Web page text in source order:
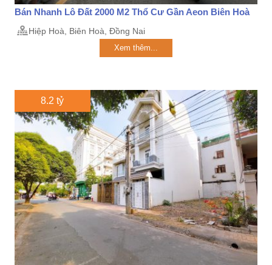
Bán Nhanh Lô Đất 2000 M2 Thổ Cư Gần Aeon Biên Hoà
Hiệp Hoà, Biên Hoà, Đồng Nai
Xem thêm...
8.2 tỷ